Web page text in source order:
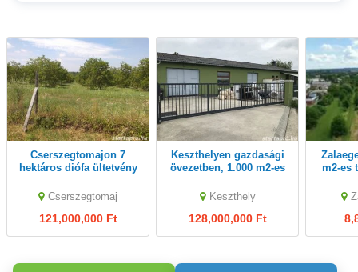
Cserszegtomajon 7
hektáros diófa ültetvény
Cserszegtomaj
121,000,000 Ft
Keszthelyen gazdasági
övezetben, 1.000 m2-es
asztalos üzem eladó
Keszthely
128,000,000 Ft
Zalaegerszegen 70.000
m2-es